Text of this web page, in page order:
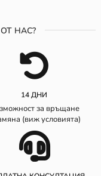
НАС?
14 ДНИ
за връщане
(виж условията)